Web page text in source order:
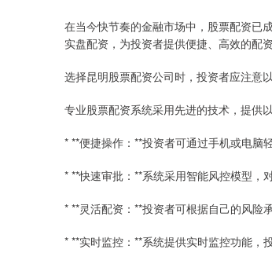
在当今快节奏的金融市场中，股票配资已
实盘配资，为投资者提供便捷、高效的配资
选择昆明股票配资公司时，投资者应注意
专业股票配资系统采用先进的技术，提供
* **便捷操作：**投资者可通过手机或电脑
* **快速审批：**系统采用智能风控模型，
* **灵活配资：**投资者可根据自己的风险
* **实时监控：**系统提供实时监控功能，